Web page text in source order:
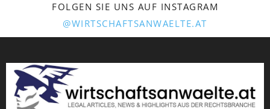
FOLGEN SIE UNS AUF INSTAGRAM
@WIRTSCHAFTSANWAELTE.AT